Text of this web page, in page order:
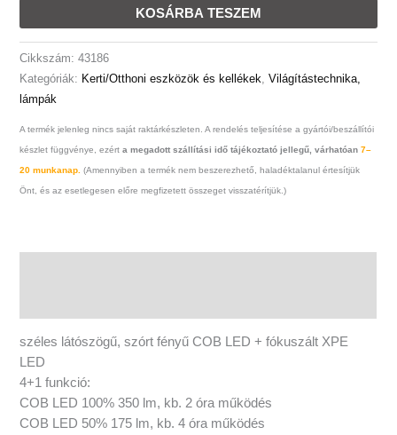
KOSÁRBA TESZEM
Cikkszám:43186
Kategóriák: Kerti/Otthoni eszközök és kellékek,Világítástechnika,
lámpák
A termék jelenleg nincs saját raktárkészleten. A rendelés teljesítése a gyártói/beszállítói
készlet függvénye, ezérta megadott szállítási idő tájékoztató jellegű, várhatóan7–
20 munkanap. (Amennyiben a termék nem beszerezhető, haladéktalanul értesítjük
Önt, és az esetlegesen előre megfizetett összeget visszatérítjük.)
széles látószögű, szórt fényű COB LED + fókuszált XPE
LED
4+1 funkció:
COB LED 100% 350 lm, kb. 2 óra működés
COB LED 50% 175 lm, kb. 4 óra működés